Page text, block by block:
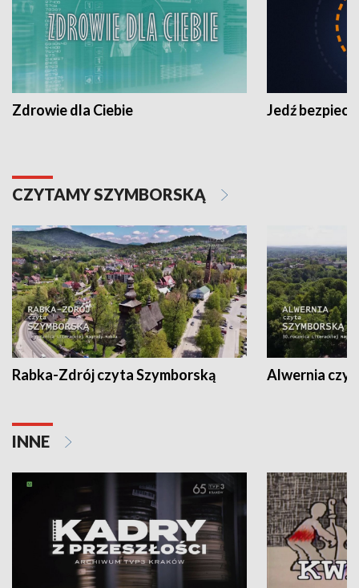
Zdrowie dla Ciebie Jedź
CZYTAMY SZYMBORSKĄ
Rabka-Zdrój czyta Szymborską Alwernia
INNE